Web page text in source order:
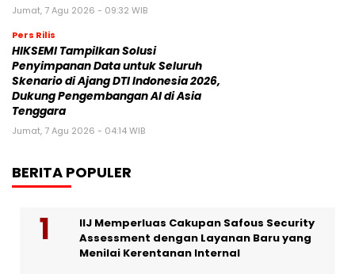
Jumat, 7 Agu 2026 - 09:32 WIB
Pers Rilis
HIKSEMI Tampilkan Solusi
Penyimpanan Data untuk Seluruh
Skenario di Ajang DTI Indonesia 2026,
Dukung Pengembangan AI di Asia
Tenggara
Jumat, 7 Agu 2026 - 04:14 WIB
BERITA POPULER
IIJ Memperluas Cakupan Safous Security
Assessment dengan Layanan Baru yang
Menilai Kerentanan Internal